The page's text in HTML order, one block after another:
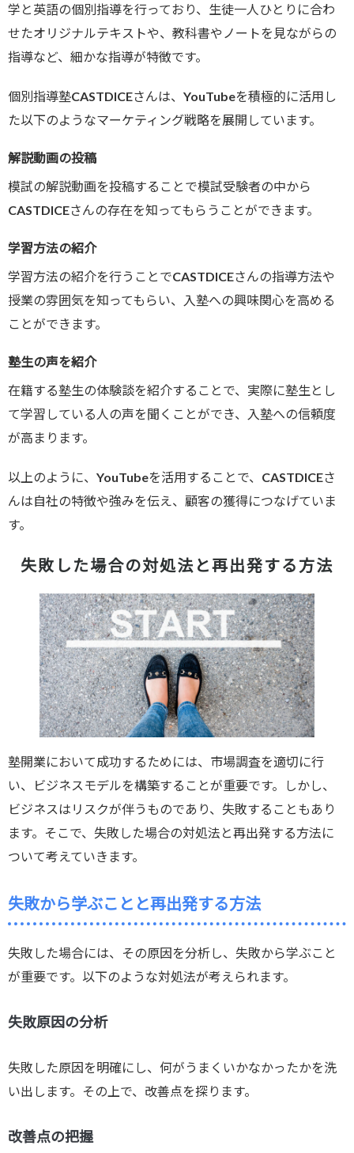
学と英語の個別指導を行っており、生徒一人ひとりに合わ
せたオリジナルテキストや、教科書やノートを見ながらの
指導など、細かな指導が特徴です。
個別指導塾CASTDICEさんは、YouTubeを積極的に活用し
た以下のようなマーケティング戦略を展開しています。
解説動画の投稿
模試の解説動画を投稿することで模試受験者の中から
CASTDICEさんの存在を知ってもらうことができます。
学習方法の紹介
学習方法の紹介を行うことでCASTDICEさんの指導方法や
授業の雰囲気を知ってもらい、入塾への興味関心を高める
ことができます。
塾生の声を紹介
在籍する塾生の体験談を紹介することで、実際に塾生とし
て学習している人の声を聞くことができ、入塾への信頼度
が高まります。
以上のように、YouTubeを活用することで、CASTDICEさ
んは自社の特徴や強みを伝え、顧客の獲得につなげていま
す。
失敗した場合の対処法と再出発する方法
塾開業において成功するためには、市場調査を適切に行
い、ビジネスモデルを構築することが重要です。しかし、
ビジネスはリスクが伴うものであり、失敗することもあり
ます。そこで、失敗した場合の対処法と再出発する方法に
ついて考えていきます。
失敗から学ぶことと再出発する方法
失敗した場合には、その原因を分析し、失敗から学ぶこと
が重要です。以下のような対処法が考えられます。
失敗原因の分析
失敗した原因を明確にし、何がうまくいかなかったかを洗
い出します。その上で、改善点を探ります。
改善点の把握